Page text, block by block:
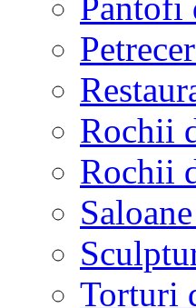
Rochii
Rochii
Torturi